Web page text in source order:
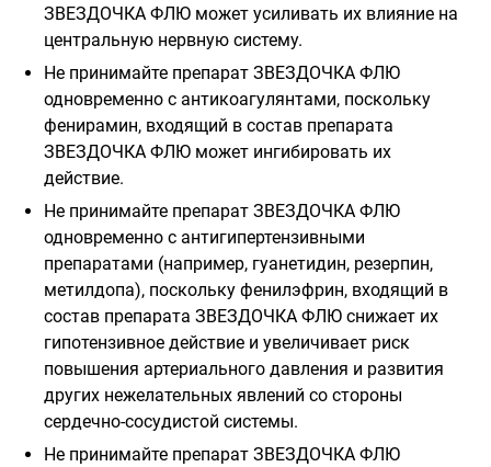
ЗВЕЗДОЧКА ФЛЮ может усиливать их влияние на
центральную нервную систему.
Не принимайте препарат ЗВЕЗДОЧКА ФЛЮ
одновременно с антикоагулянтами, поскольку
фенирамин, входящий в состав препарата
ЗВЕЗДОЧКА ФЛЮ может ингибировать их
действие.
Не принимайте препарат ЗВЕЗДОЧКА ФЛЮ
одновременно с антигипертензивными
препаратами (например, гуанетидин, резерпин,
метилдопа), поскольку фенилэфрин, входящий в
состав препарата ЗВЕЗДОЧКА ФЛЮ снижает их
гипотензивное действие и увеличивает риск
повышения артериального давления и развития
других нежелательных явлений со стороны
сердечно-сосудистой системы.
Не принимайте препарат ЗВЕЗДОЧКА ФЛЮ